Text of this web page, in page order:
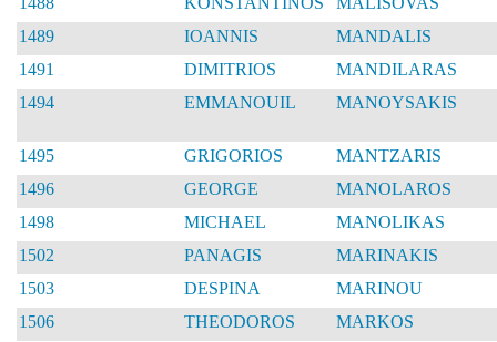
1489
IOANNIS
MANDALIS
1491
DIMITRIOS
MANDILARAS
1494
EMMANOUIL MANOYSAKIS
1495 GRIGORIOS
MANTZARIS
1496
GEORGE
MANOLAROS
1498
MICHAEL
MANOLIKAS
1502
PANAGIS
MARINAKIS
1503
DESPINA
MARINOU
1506
THEODOROS
MARKOS